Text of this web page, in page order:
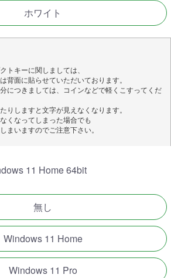
ホワイト
トキーに関しましては、
背面に貼らせていただいております。
につきましては、コインなどで軽くこすってくだ
りしますと文字が見えなくなります。
くなってしまった場合でも
まいますのでご注意下さい。
11 Home 64bit
無し
Windows 11 Home
Windows 11 Pro